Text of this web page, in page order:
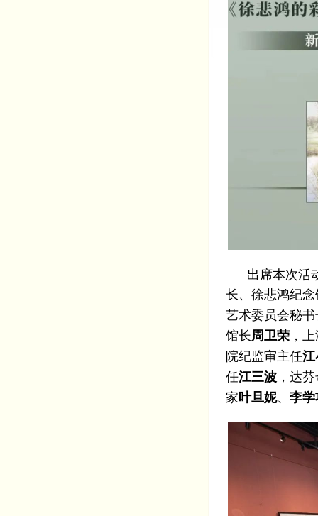
出席本次活
长、徐悲鸿纪
艺术委员会秘
馆长周卫荣 ，
院纪监审主任江
任江三波 ，达
家叶旦妮、 李学